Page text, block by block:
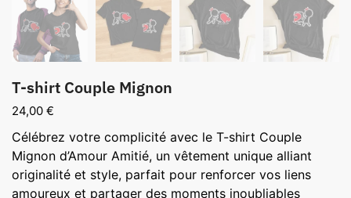
T-shirt Couple Mignon
24,00 €
Célébrez votre complicité avec le T-shirt Couple
Mignon d’Amour Amitié, un vêtement unique alliant
originalité et style, parfait pour renforcer vos liens
amoureux et partager des moments inoubliables